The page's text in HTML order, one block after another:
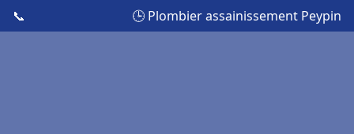
📞 🕒 Plombier assainissement Peypin